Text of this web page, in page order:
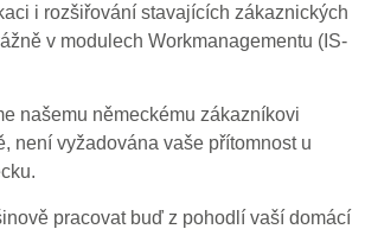
i rozšiřování stavajících zákaznických
v modulech Workmanagementu (IS-
našemu německému zákazníkovi
není vyžadována vaše přítomnost u
pracovat buď z pohodlí vaší domácí